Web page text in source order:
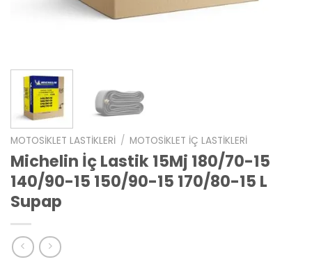
MOTOSIKLET LASTIKLERI / MOTOSIKLET İÇ LASTIKLERI
Michelin İç Lastik 15Mj 180/70-15
140/90-15 150/90-15 170/80-15 L
Supap